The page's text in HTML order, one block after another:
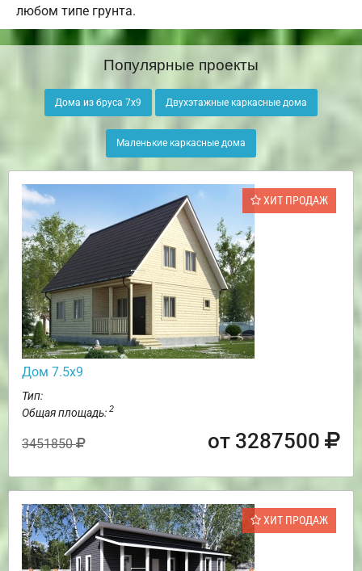
любом типе грунта.
Популярные проекты
Дома из бруса 7х9 Двухэтажные каркасные дома
Маленькие каркасные дома
ХИТ ПРОДАЖ
Дом 7.5х9
Тип:
Общая площадь: 2
3451850 от 3287500
ХИТ ПРОДАЖ